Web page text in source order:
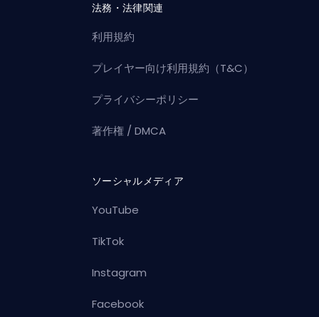
法務・法律関連
利用規約
プレイヤー向け利用規約（T&C）
プライバシーポリシー
著作権 / DMCA
ソーシャルメディア
YouTube
TikTok
Instagram
Facebook